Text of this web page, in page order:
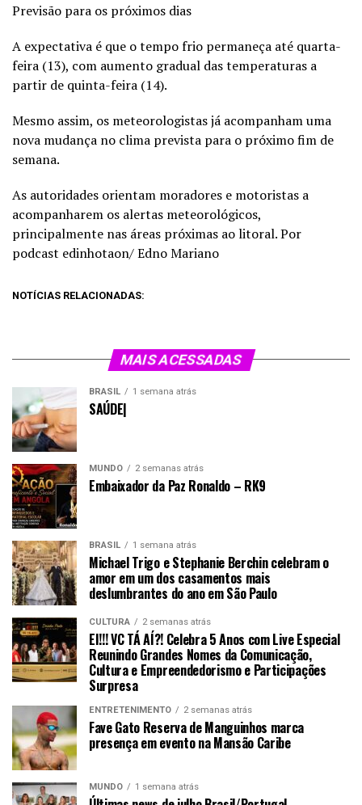
Previsão para os próximos dias
A expectativa é que o tempo frio permaneça até quarta-
feira (13), com aumento gradual das temperaturas a
partir de quinta-feira (14).
Mesmo assim, os meteorologistas já acompanham uma
nova mudança no clima prevista para o próximo fim de
semana.
As autoridades orientam moradores e motoristas a
acompanharem os alertas meteorológicos,
principalmente nas áreas próximas ao litoral. Por
podcast edinhotaon/ Edno Mariano
NOTÍCIAS RELACIONADAS:
MAIS ACESSADAS
BRASIL 1 semana atrás
SAÚDE|
MUNDO 2 semanas atrás
Embaixador da Paz Ronaldo – RK9
BRASIL 1 semana atrás
Michael Trigo e Stephanie Berchin celebram o
amor em um dos casamentos mais
deslumbrantes do ano em São Paulo
CULTURA 2 semanas atrás
EI!!! VC TÁ AÍ?! Celebra 5 Anos com Live Especial
Reunindo Grandes Nomes da Comunicação,
Cultura e Empreendedorismo e Participações
Surpresa
ENTRETENIMENTO 2 semanas atrás
Fave Gato Reserva de Manguinhos marca
presença em evento na Mansão Caribe
MUNDO 1 semana atrás